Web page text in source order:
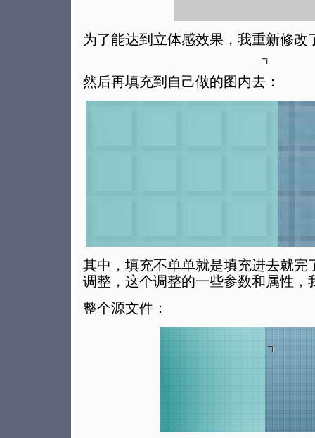
为了能达到立体感效果，我重新修改
然后再填充到自己做的图内去：
其中，填充不单单就是填充进去就完
调整，这个调整的一些参数和属性，
整个源文件：